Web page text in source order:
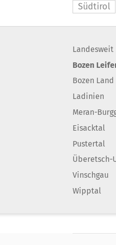
Südtirol
Landesweit
Bozen
Bozen Land
Ladinien
Meran-
Eisacktal
Pustertal
Überetsch-
Vinschgau
Wipptal